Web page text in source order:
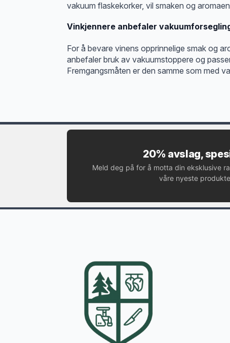
vakuum flaskekorker, vil smaken og
Vinkjennere anbefaler
For å bevare vinens opprinnelige smak og
anbefaler bruk av vakuumstoppere og
Fremgangsmåten er den samme som med
20% avslag,
Meld deg på for å motta din eksklusive
våre nyeste